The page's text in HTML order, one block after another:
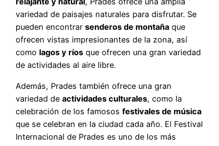
variedad de paisajes naturales para disfrutar. Se
pueden encontrar senderos de montaña que
ofrecen vistas impresionantes de la zona, así
como lagos y ríos que ofrecen una gran variedad
de actividades al aire libre.
Además, Prades también ofrece una gran
variedad de actividades culturales, como la
celebración de los famosos festivales de música
que se celebran en la ciudad cada año. El Festival
Internacional de Prades es uno de los más